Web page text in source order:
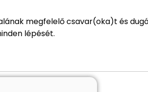
megfelelő csavar(oka)t és
lépését.